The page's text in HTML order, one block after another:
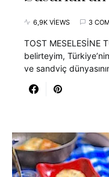
6,9K VIEWS 3
TOST MESELESİNE
belirteyim,
ve sandviç